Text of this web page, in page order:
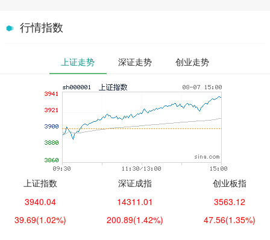
行情指数
上证走势 深证走势 创业走势
上证指数
3940.04
39.69(1.02%)
深证成指
14311.01
200.89(1.42%)
创业板指
3563.12
47.56(1.35%)